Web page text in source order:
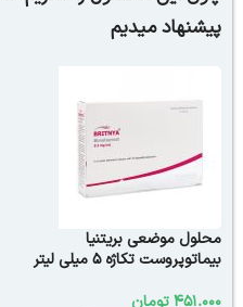
پیشنهاد میدیم
محلول موضعی بریتنیا
بیماتوپروست تکاژه 5 میلی لیتر
451.000تومان